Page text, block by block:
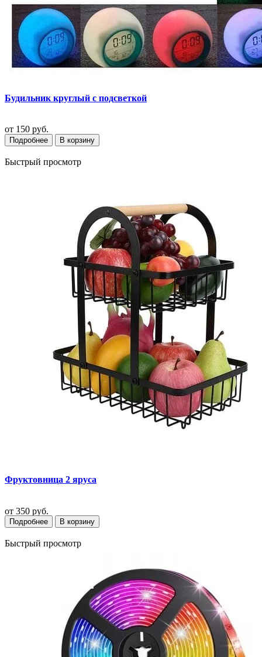
Будильник круглый с подсветкой
от 150 руб.
Подробнее В корзину
Быстрый просмотр
Фруктовница 2 яруса
от 350 руб.
Подробнее В корзину
Быстрый просмотр